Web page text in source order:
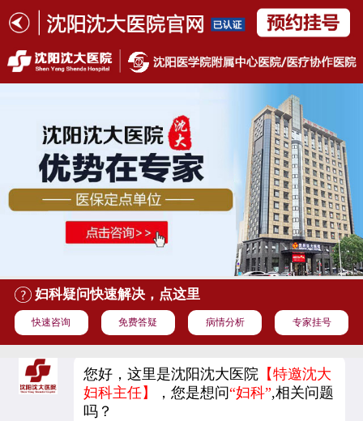
妇科疑问快速解决，点这里
快速咨询 免费答疑 病情分析 专家挂号
您好，这里是沈阳沈大医院 【特邀沈大
妇科主任】
，您是想问“妇科”,相关问题
吗？